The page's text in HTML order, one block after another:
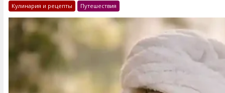
Кулинария и рецепты Путешествия